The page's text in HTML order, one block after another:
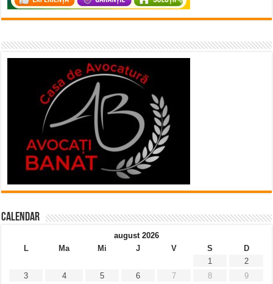
Calendar
august 2026
L
Ma Mi J V S
D
1
2
3
4 5 6 7 8
9